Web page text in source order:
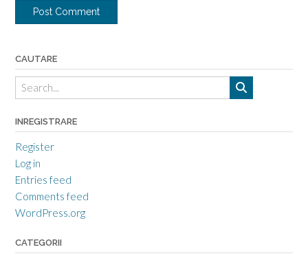
CAUTARE
INREGISTRARE
Register
Log in
Entries feed
Comments feed
WordPress.org
CATEGORII